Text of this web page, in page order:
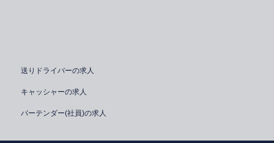
送りドライバーの求人
キャッシャーの求人
バーテンダー(社員)の求人